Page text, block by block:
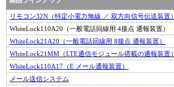
リモコン32N（特定小電力無線 ／ 双方向信号伝送装置）
WhiteLock110A20（一般電話回線用 4接点 通報装置）
WhiteLock21A20（一般電話回線用 8接点 通報装置）
WhiteLock21MM（LTE通信モジュール搭載の通報装置）
WhiteLock110A17（E メール通報装置）
メール送信システム